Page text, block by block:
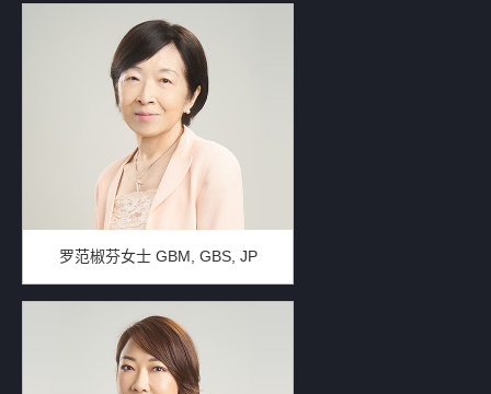
罗范椒芬女士 GBM, GBS, JP